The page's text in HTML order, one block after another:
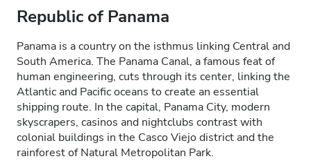
Барлық диализ түрлері
HDF диализ
Қабылдайды
АИТВ пациенттері
Баға
Republic of Panama
Panama is a country on the isthmus linking Central and
South America. The Panama Canal, a famous feat of
human engineering, cuts through its center, linking the
Atlantic and Pacific oceans to create an essential
shipping route. In the capital, Panama City, modern
skyscrapers, casinos and nightclubs contrast with
colonial buildings in the Casco Viejo district and the
rainforest of Natural Metropolitan Park.